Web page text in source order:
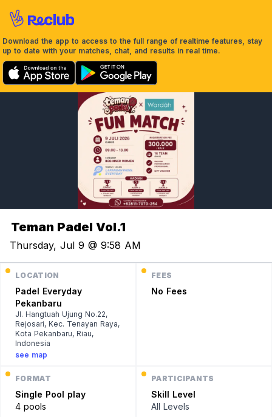
Download the app to access to the full range of realtime features, stay
up to date with your matches, chat, and results in real time.
Teman Padel Vol.1
Thursday, Jul 9 @ 9:58 AM
LOCATION
Padel Everyday
Pekanbaru
Jl. Hangtuah Ujung No.22,
Rejosari, Kec. Tenayan Raya,
Kota Pekanbaru, Riau,
Indonesia
see map
FEES
No Fees
FORMAT
Single Pool play
4 pools
PARTICIPANTS
Skill Level
All Levels